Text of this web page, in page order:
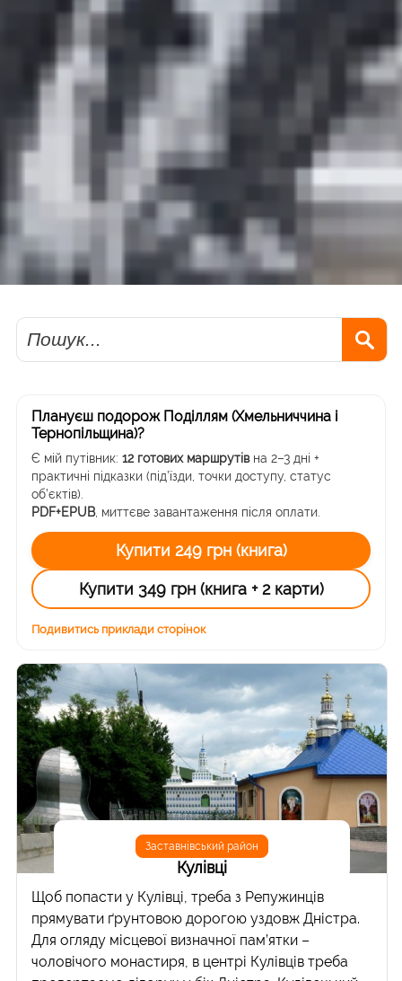
Пошук
Плануєш подорож Поділлям (Хмельниччина і
Тернопільщина)?
Є мій путівник: 12 готових маршрутівна 2–3 дні +
практичні підказки (під’їзди, точки доступу, статус
об’єктів).
PDF+EPUB, миттєве завантаження після оплати.
Купити 249 грн (книга)
Купити 349 грн (книга + 2 карти)
Подивитись приклади сторінок
Заставнівський район
Кулівці
Щоб попасти у Кулівці, треба з Репужинців
прямувати ґрунтовою дорогою уздовж Дністра.
Для огляду місцевої визначної пам’ятки –
чоловічого монастиря, в центрі Кулівців треба